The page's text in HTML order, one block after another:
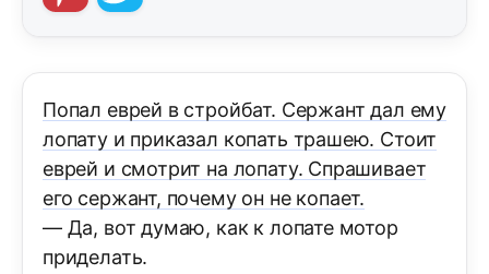
Попал еврей в стройбат. Сержант дал ему
лопату и приказал копать трашею. Стоит
еврей и смотрит на лопату. Спрашивает
его сержант, почему он не копает.
— Да, вот думаю, как к лопате мотор
приделать.